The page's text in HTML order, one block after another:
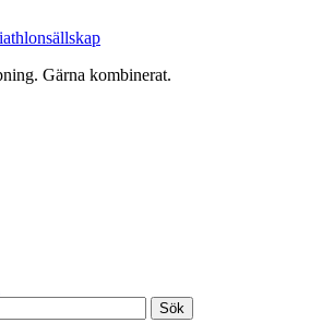
Gärna kombinerat.